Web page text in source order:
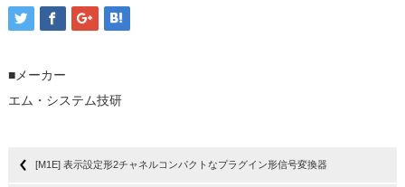
■メーカー
エム・システム技研
[M1E] 表示設定形2チャネルコンパクトなプラグイン形信号変換器